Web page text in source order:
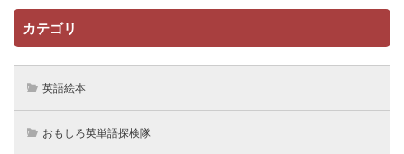
カテゴリ
英語絵本
おもしろ英単語探検隊